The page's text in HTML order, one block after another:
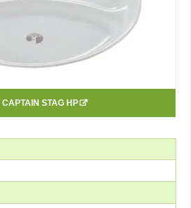
CAPTAIN STAG HP